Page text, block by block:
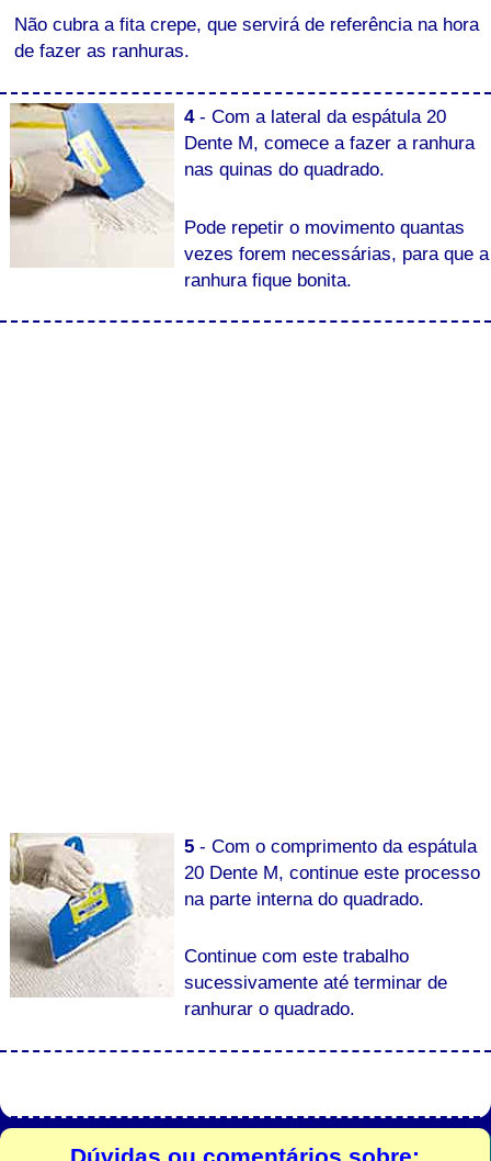
Não cubra a fita crepe, que servirá de referência na hora
de fazer as ranhuras.
4- Com a lateral da espátula 20
Dente M, comece a fazer a ranhura
nas quinas do quadrado.
Pode repetir o movimento quantas
vezes forem necessárias, para que a
ranhura fique bonita.
5- Com o comprimento da espátula
20 Dente M, continue este processo
na parte interna do quadrado.
Continue com este trabalho
sucessivamente até terminar de
ranhurar o quadrado.
Dúvidas ou comentários sobre: